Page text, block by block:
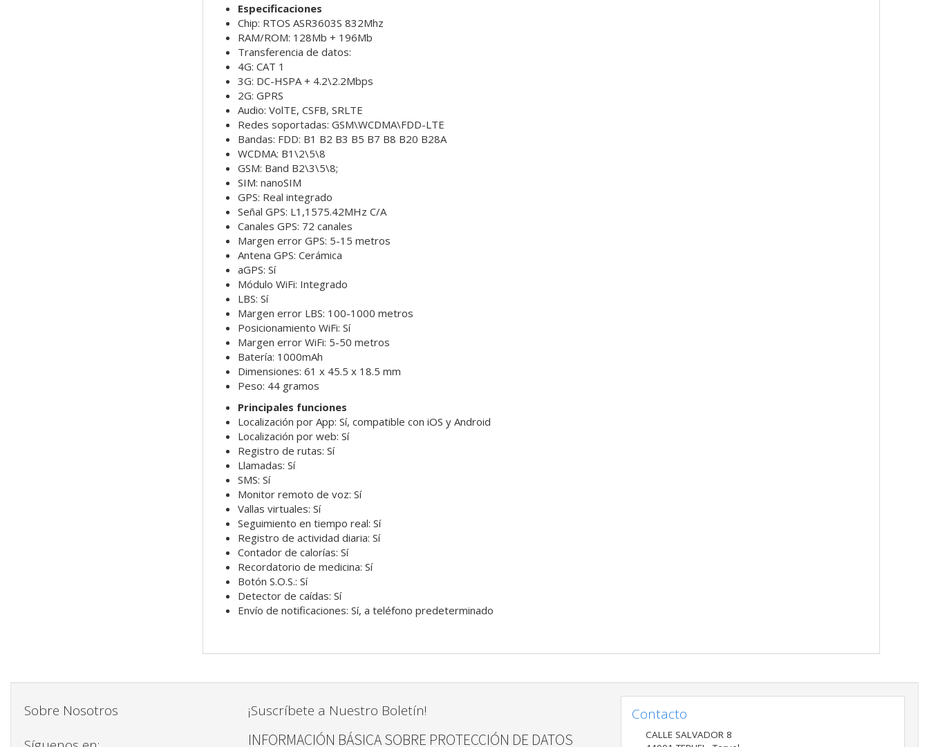
Especificaciones
Chip: RTOS ASR3603S 832Mhz
RAM/ROM: 128Mb + 196Mb
Transferencia de datos:
4G: CAT 1
3G: DC-HSPA + 4.2\2.2Mbps
2G: GPRS
Audio: VolTE, CSFB, SRLTE
Redes soportadas: GSM\WCDMA\FDD-LTE
Bandas: FDD: B1 B2 B3 B5 B7 B8 B20 B28A
WCDMA: B1\2\5\8
GSM: Band B2\3\5\8;
SIM: nanoSIM
GPS: Real integrado
Señal GPS: L1,1575.42MHz C/A
Canales GPS: 72 canales
Margen error GPS: 5-15 metros
Antena GPS: Cerámica
aGPS: Sí
Módulo WiFi: Integrado
LBS: Sí
Margen error LBS: 100-1000 metros
Posicionamiento WiFi: Sí
Margen error WiFi: 5-50 metros
Batería: 1000mAh
Dimensiones: 61 x 45.5 x 18.5 mm
Peso: 44 gramos
Principales funciones
Localización por App: Sí, compatible con iOS y Android
Localización por web: Sí
Registro de rutas: Sí
Llamadas: Sí
SMS: Sí
Monitor remoto de voz: Sí
Vallas virtuales: Sí
Seguimiento en tiempo real: Sí
Registro de actividad diaria: Sí
Contador de calorías: Sí
Recordatorio de medicina: Sí
Botón S.O.S.: Sí
Detector de caídas: Sí
Envío de notificaciones: Sí, a teléfono predeterminado
Sobre Nosotros
¡Suscríbete a Nuestro Boletín!
INFORMACIÓN BÁSICA SOBRE PROTECCIÓN DE DATOS
Contacto
CALLE SALVADOR 8